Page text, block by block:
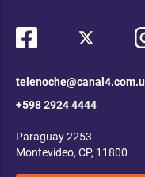
+598 2924 4444
Paraguay 2253
Montevideo, CP, 11800